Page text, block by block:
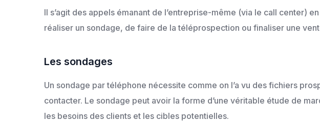
Il s’agit des appels émanant de l’entreprise-même (via le call center)
réaliser un sondage, de faire de la téléprospection ou finaliser une
Les sondages
Un sondage par téléphone nécessite comme on l’a vu des fichiers
contacter. Le sondage peut avoir la forme d’une véritable étude de
les besoins des clients et les cibles potentielles.